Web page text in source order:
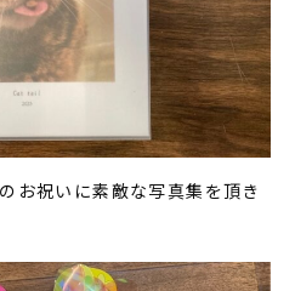
お祝いに素敵な写真集を頂き